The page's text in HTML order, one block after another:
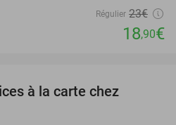
Régulier 23€
18,90€
à la carte chez